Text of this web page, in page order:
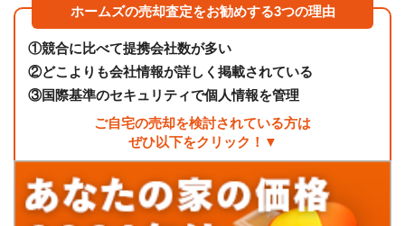
ホームズの売却査定をお勧めする3つの理由
①競合に比べて提携会社数が多い
②どこよりも会社情報が詳しく掲載されている
③国際基準のセキュリティで個人情報を管理
ご自宅の売却を検討されている方は
ぜひ以下をクリック！▼